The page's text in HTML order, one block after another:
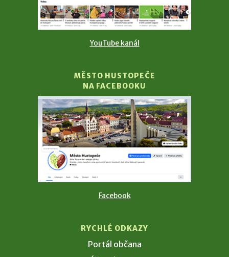
YouTube kanál
MĚSTO HUSTOPEČE
NA FACEBOOKU
Facebook
RYCHLÉ ODKAZY
Portál občana